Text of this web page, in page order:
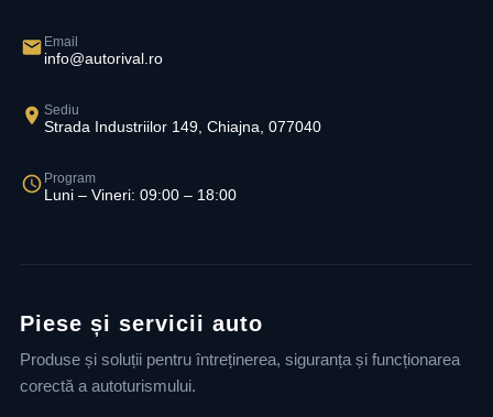
Email
info@autorival.ro
Sediu
Strada Industriilor 149, Chiajna, 077040
Program
Luni – Vineri: 09:00 – 18:00
Piese și servicii auto
Produse și soluții pentru întreținerea, siguranța și funcționarea
corectă a autoturismului.